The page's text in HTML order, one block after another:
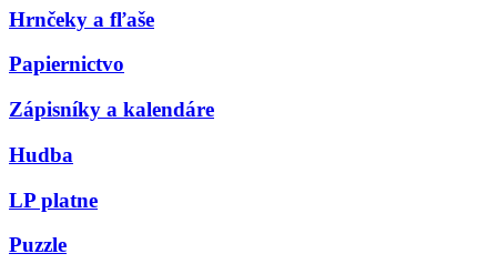
Hrnčeky a fľaše
Papiernictvo
Zápisníky a kalendáre
Hudba
LP platne
Puzzle